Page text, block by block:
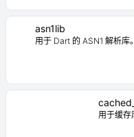
asn1lib
用于 Dart 的 ASN1 解析库
用于缓存